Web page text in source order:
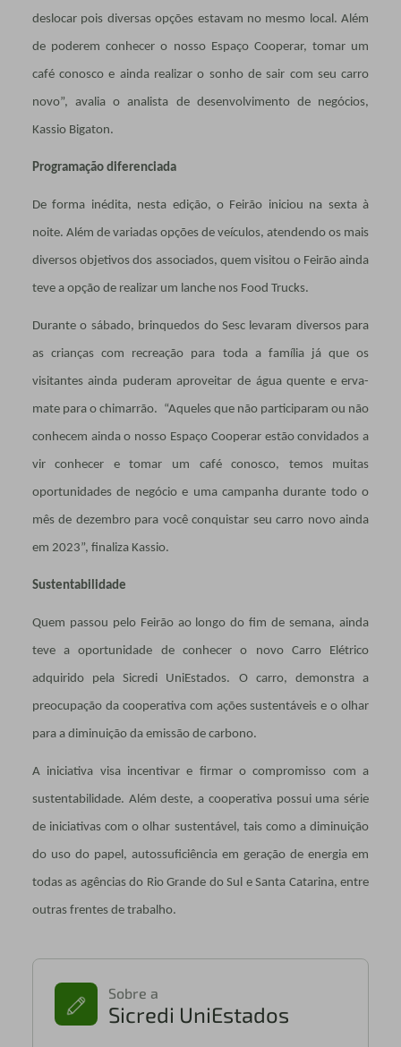
deslocar pois diversas opções estavam no mesmo local. Além
de poderem conhecer o nosso Espaço Cooperar, tomar um
café conosco e ainda realizar o sonho de sair com seu carro
novo”, avalia o analista de desenvolvimento de negócios,
Kassio Bigaton.
Programação diferenciada
De forma inédita, nesta edição, o Feirão iniciou na sexta à
noite. Além de variadas opções de veículos, atendendo os mais
diversos objetivos dos associados, quem visitou o Feirão ainda
teve a opção de realizar um lanche nos Food Trucks.
Durante o sábado, brinquedos do Sesc levaram diversos para
as crianças com recreação para toda a família já que os
visitantes ainda puderam aproveitar de água quente e erva-
mate para o chimarrão. “Aqueles que não participaram ou não
conhecem ainda o nosso Espaço Cooperar estão convidados a
vir conhecer e tomar um café conosco, temos muitas
oportunidades de negócio e uma campanha durante todo o
mês de dezembro para você conquistar seu carro novo ainda
em 2023”, finaliza Kassio.
Sustentabilidade
Quem passou pelo Feirão ao longo do fim de semana, ainda
teve a oportunidade de conhecer o novo Carro Elétrico
adquirido pela Sicredi UniEstados. O carro, demonstra a
preocupação da cooperativa com ações sustentáveis e o olhar
para a diminuição da emissão de carbono.
A iniciativa visa incentivar e firmar o compromisso com a
sustentabilidade. Além deste, a cooperativa possui uma série
de iniciativas com o olhar sustentável, tais como a diminuição
do uso do papel, autossuficiência em geração de energia em
todas as agências do Rio Grande do Sul e Santa Catarina, entre
outras frentes de trabalho.
Sobre a
Sicredi UniEstados